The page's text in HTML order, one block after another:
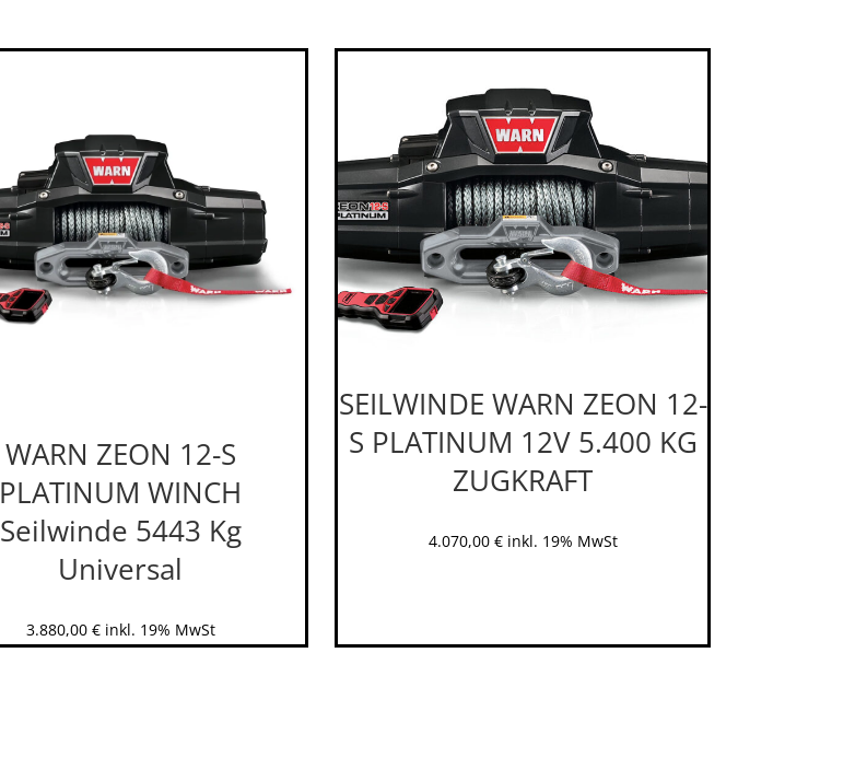
WARN ZEON 12-S
PLATINUM WINCH
Seilwinde 5443 Kg
Universal
3.880,00 € inkl. 19% MwSt
SEILWINDE WARN ZEON 12-
S PLATINUM 12V 5.400 KG
ZUGKRAFT
4.070,00 € inkl. 19% MwSt